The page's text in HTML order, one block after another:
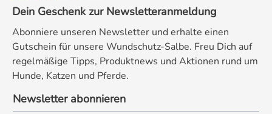
Dein Geschenk zur Newsletteranmeldung
Abonniere unseren Newsletter und erhalte einen
Gutschein für unsere Wundschutz-Salbe. Freu Dich auf
regelmäßige Tipps, Produktnews und Aktionen rund um
Hunde, Katzen und Pferde.
Newsletter abonnieren